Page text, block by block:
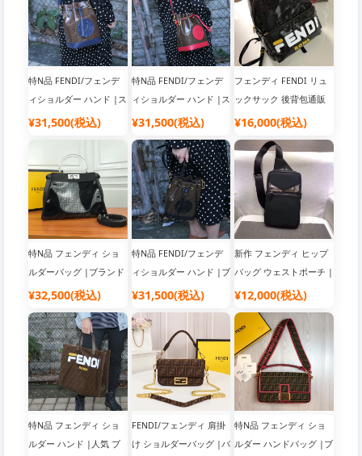
特N品 FENDI/フェンデ
ィショルダー ハンド |ス
ーパーコピー 優良サイ
¥31,500(税込)
特N品 FENDI/フェンデ
ィショルダー ハンド |ス
ーパーコピー 優良サイ
¥31,500(税込)
フェンディ FENDI リュ
ックサック 後背包通販
|N級 ブランド コピー バ
¥16,000(税込)
特N品 フェンディ ショ
ルダーバッグ |ブランド
風 バッグ 激安 高品質
¥32,500(税込)
特N品 FENDI/フェンデ
ィショルダー ハンド |ブ
ランドバッグ コピー 通
¥31,500(税込)
新作 フェンディ ヒップ
バッグ ウェストポーチ |
スーパーコピー 優良サ
¥12,000(税込)
特N品 フェンディ ショ
ルダー ハンド |人気 ブ
FENDI/フェンディ 肩掛
け ショルダーバッグ |バ
特N品 フェンディ ショ
ルダー ハンドバッグ |ブ